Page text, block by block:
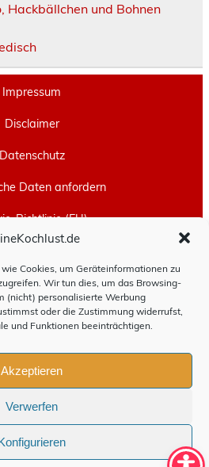
Cookies, um Geräteinformationen zu
Wir tun dies, um das Browsing-
(nicht) personalisierte Werbung
oder die Zustimmung widerrufst,
und Funktionen beeinträchtigen.
Akzeptieren
Verwerfen
Hackbällchen und Bohnen
Impressum
Disclaimer
Datenschutz
Daten anfordern
Richtlinie (EU)